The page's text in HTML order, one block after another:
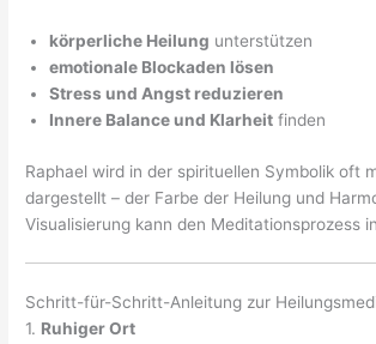
körperliche Heilung unterstützen
emotionale Blockaden lösen
Stress und Angst reduzieren
Innere Balance und Klarheit finden
Raphael wird in der spirituellen Symbolik oft
dargestellt – der Farbe der Heilung und
Visualisierung kann den Meditationsprozess
Schritt-für-Schritt-Anleitung zur
1. Ruhiger Ort